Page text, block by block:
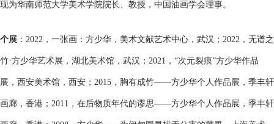
现为华南师范大学美术学院院长、教授，中国油画学会理事。
个展 ：2022，一张画：方少华，美术文献艺术中心，武汉；2022，无谱之
竹·方少华艺术展，湖北美术馆，武汉；2021，“次元裂痕”方少华作品
展，西安美术馆，西安；2015，胸有成竹——方少华个人作品展，季丰轩
画廊，香港；2011，在后物质年代的谬思——方少华个人作品展，季丰轩